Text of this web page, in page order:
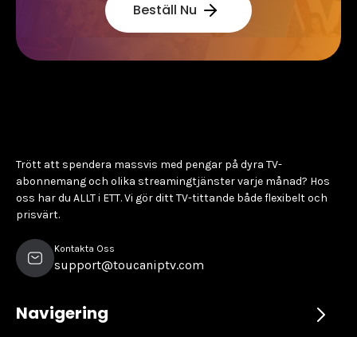
Beställ Nu
Trött att spendera massvis med pengar på dyra TV-
abonnemang och olika streamingtjänster varje månad? Hos
oss har du ALLT i ETT. Vi gör ditt TV-tittande både flexibelt och
prisvärt.
Kontakta Oss
support@toucaniptv.com
Navigering